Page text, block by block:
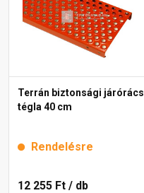
Terrán biztonsági járórács
tégla 40 cm
Rendelésre
12 255 Ft / db